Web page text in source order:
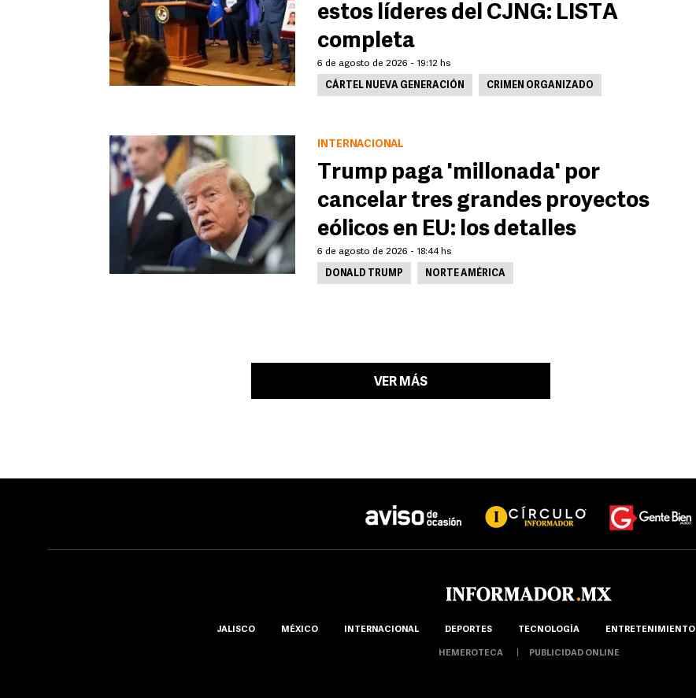
estos líderes del CJNG: LISTA
completa
6 de agosto de 2026 - 19:12 hs
CÁRTEL NUEVA GENERACIÓN CRIMEN ORGANIZADO
INTERNACIONAL
Trump paga 'millonada' por
cancelar tres grandes proyectos
eólicos en EU: los detalles
6 de agosto de 2026 - 18:44 hs
DONALD TRUMP NORTE AMÉRICA
VER MÁS
JALISCO MÉXICO INTERNACIONAL DEPORTES TECNOLOGÍA ENTRETENIMIENTO
HEMEROTECA PUBLICIDAD ONLINE